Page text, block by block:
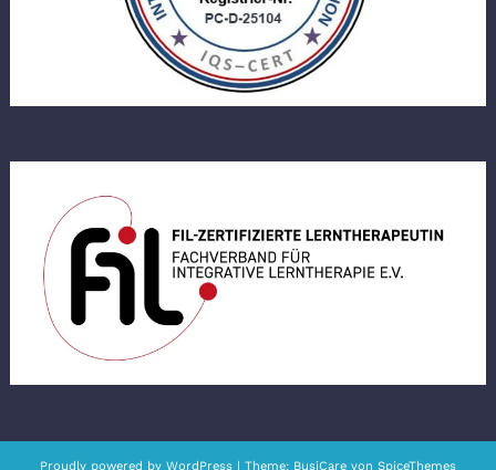
Proudly powered by WordPress | Theme: BusiCare von SpiceThemes